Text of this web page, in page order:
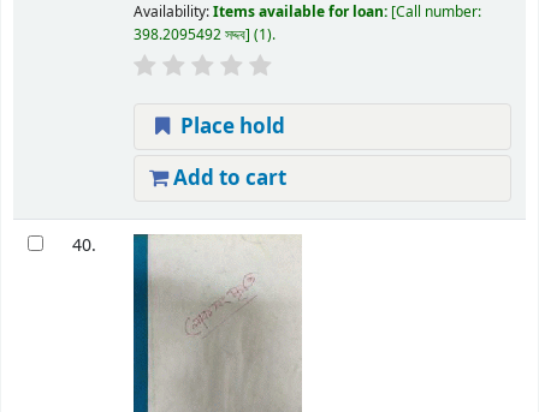
Availability:Items available for loan: Call number:
398.2095492 সদ্দব (1).
Place hold
Add to cart
40.